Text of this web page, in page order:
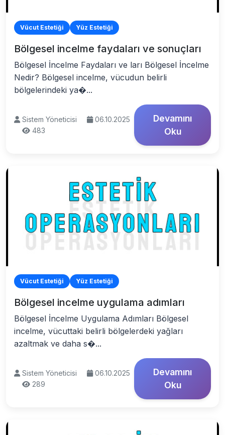
Vücut Estetiği Yüz Estetiği
Bölgesel incelme faydaları ve sonuçları
Bölgesel İncelme Faydaları ve ları Bölgesel İncelme
Nedir? Bölgesel incelme, vücudun belirli
bölgelerindeki ya�...
Sistem Yöneticisi
06.10.2025
483
Devamını
Oku
Vücut Estetiği Yüz Estetiği
Bölgesel incelme uygulama adımları
Bölgesel İncelme Uygulama Adımları Bölgesel
incelme, vücuttaki belirli bölgelerdeki yağları
azaltmak ve daha s�...
Sistem Yöneticisi
06.10.2025
289
Devamını
Oku